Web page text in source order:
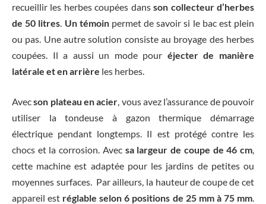
recueillir les herbes coupées dansson collecteur d’herbes
de 50 litres Un témoinpermet de savoir si le bac est plein
ou pas. Une autre solution consiste au broyage des herbes
coupées. Il a aussi un mode pour éjecter de manière
latérale et en arrière les herbes.
Avecson plateau en acier, vous avez l’assurance de pouvoir
utiliser la tondeuse à gazon thermique démarrage
électrique pendant longtemps. Il est protégé contre les
chocs et la corrosion. Avecsa largeur de coupe de 46 cm,
cette machine est adaptée pour les jardins de petites ou
moyennes surfaces. Par ailleurs, la hauteur de coupe de cet
appareil est réglable selon 6 positions de 25 mm à 75 mm.